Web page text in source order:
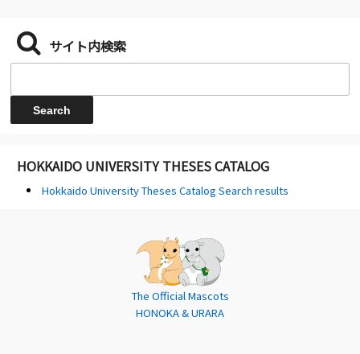
サイト内検索
HOKKAIDO UNIVERSITY THESES CATALOG
Hokkaido University Theses Catalog Search results
The Official Mascots
HONOKA & URARA